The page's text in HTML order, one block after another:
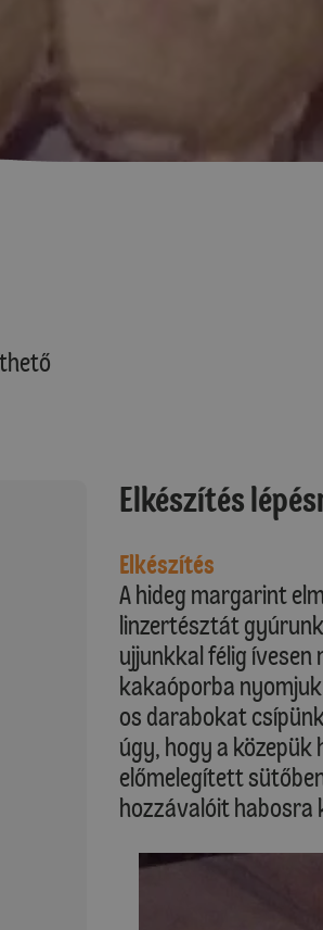
Elkészítés
Elkészítés
A hideg margarint
linzertésztát
ujjunkkal félig
kakaóporba
os darabokat
úgy, hogy a közepük
előmelegített
hozzávalóit habosra